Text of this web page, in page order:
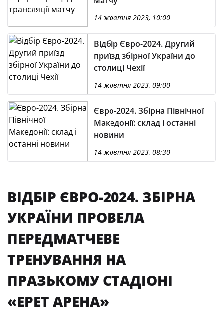
14 жовтня 2023, 10:00
Відбір Євро-2024. Другий
приїзд збірної України до
столиці Чехії
14 жовтня 2023, 09:00
Євро-2024. Збірна Північної
Македонії: склад і останні
новини
14 жовтня 2023, 08:30
ВІДБІР ЄВРО-2024. ЗБІРНА
УКРАЇНИ ПРОВЕЛА
ПЕРЕДМАТЧЕВЕ
ТРЕНУВАННЯ НА
ПРАЗЬКОМУ СТАДІОНІ
«EPET АРЕНА»